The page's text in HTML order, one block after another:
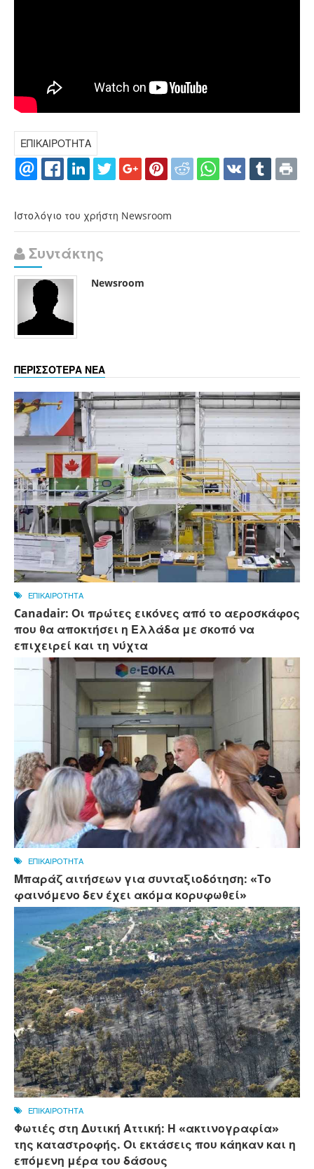
ΕΠΙΚΑΙΡΟΤΗΤΑ
Ιστολόγιο του χρήστη Newsroom
Συντάκτης
Newsroom
ΠΕΡΙΣΣΟΤΕΡΑ ΝΕΑ
ΕΠΙΚΑΙΡΟΤΗΤΑ
Canadair: Οι πρώτες εικόνες από το αεροσκάφος
που θα αποκτήσει η Ελλάδα με σκοπό να
επιχειρεί και τη νύχτα
ΕΠΙΚΑΙΡΟΤΗΤΑ
Μπαράζ αιτήσεων για συνταξιοδότηση: «Το
φαινόμενο δεν έχει ακόμα κορυφωθεί»
ΕΠΙΚΑΙΡΟΤΗΤΑ
Φωτιές στη Δυτική Αττική: Η «ακτινογραφία»
της καταστροφής. Οι εκτάσεις που κάηκαν και η
επόμενη μέρα του δάσους